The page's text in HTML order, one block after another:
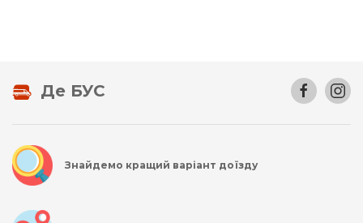
Де БУС
Знайдемо кращий варіант доїзду